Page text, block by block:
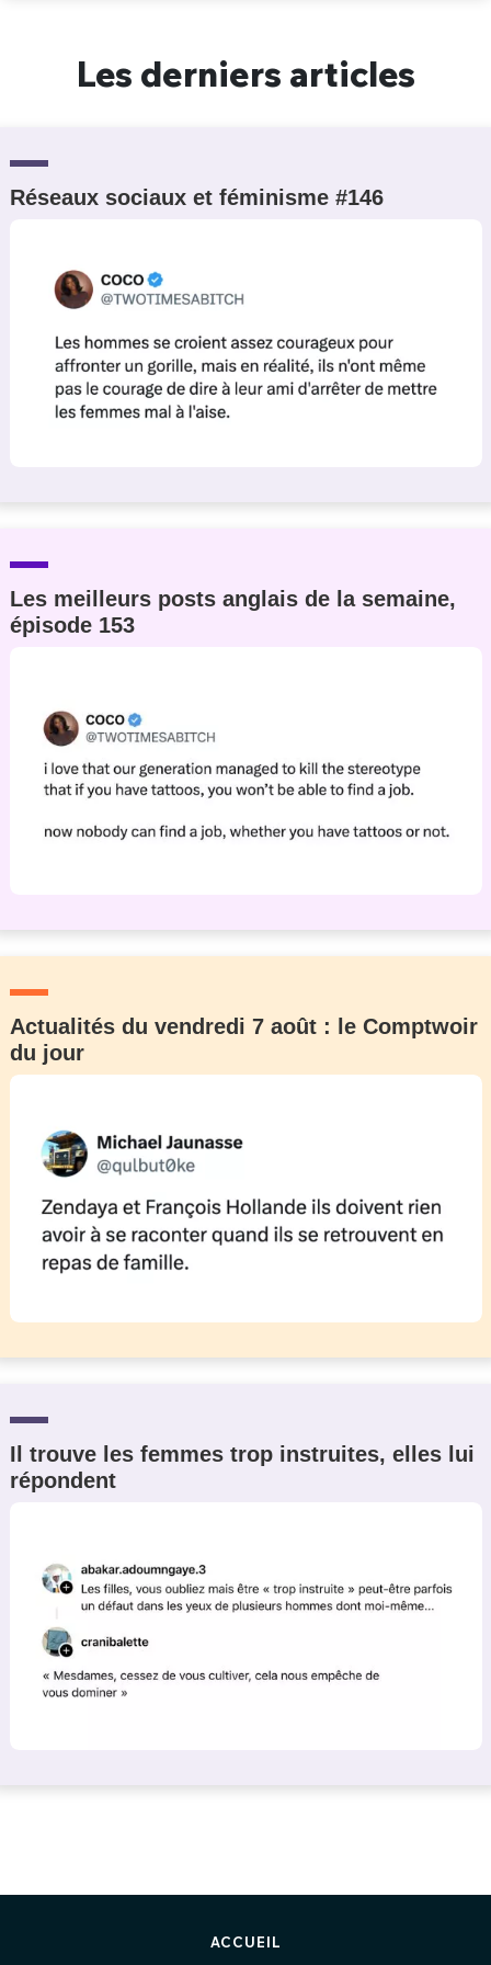
Les derniers articles
Réseaux sociaux et féminisme #146
Les meilleurs posts anglais de la semaine,
épisode 153
Actualités du vendredi 7 août : le Comptwoir
du jour
Il trouve les femmes trop instruites, elles lui
répondent
ACCUEIL
Un Thread